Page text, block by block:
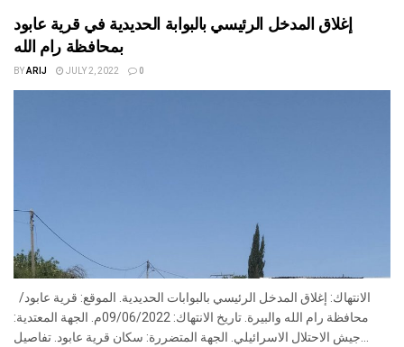
إغلاق المدخل الرئيسي بالبوابة الحديدية في قرية عابود
بمحافظة رام الله
BYARIJ JULY 2, 2022 0
محافظة رام الله والبيرة. تاريخ الانتهاك: 09/06/2022م. الجهة المعتدية: